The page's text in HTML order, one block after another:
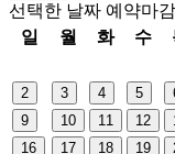
선택한 날짜 예약마
일
월 화 수
2
3 4 5
9
10 11 12
16
17 18 19